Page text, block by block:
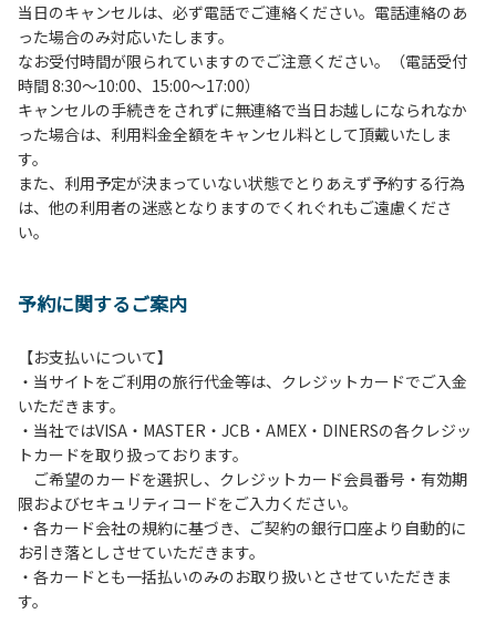
基本的に、テント1張りにつき1区画の予約をお願いします。
管理棟にてチェックインの手続きを行ってください。午後3
時前にお越しの方は、午後3時になりましたら管理棟にて手
続きを行ってください。午後5時過ぎにお越しの方は、翌朝
手続きを行ってください。
４、車両は、荷物の積み下ろし時以外は、駐車場にとめてく
ださい。
５、チェックアウトは、午前10時まで（日帰り使用の場合は
午後5時まで）です。チェックインの手続きを行っていない
方や使用人数が増えた場合は、必ず手続きを行ってくださ
ら午前10時までの間にゴミステーションに出してください。
は、お持ち帰りをお願いします。
【禁止事項】
カラオケ、発電機、地面での直火による焚き火、キャンプフ
ァイヤー、打ち上げ式花火、テントサウナの設置
【注意事項】
当キャンプ場のそばを流れる歴舟川は、上流で雨が降ると短
時間で増水し、川原で遊んでいると大変危険な状態になりや
すく、過去にも増水により人が流される事故が数件起きてい
当日のキャンセルは、必ず電話でご連絡ください。電話連絡のあ
った場合のみ対応いたします。
なお受付時間が限られていますのでご注意ください。（電話受付
時間 8:30～10:00、15:00～17:00）
キャンセルの手続きをされずに無連絡で当日お越しになられなか
った場合は、利用料金全額をキャンセル料として頂戴いたしま
す。
また、利用予定が決まっていない状態でとりあえず予約する行為
は、他の利用者の迷惑となりますのでくれぐれもご遠慮くださ
い。
予約に関するご案内
【お支払いについて】
・当サイトをご利用の旅行代金等は、クレジットカードでご入金
いただきます。
・当社ではVISA・MASTER・JCB・AMEX・DINERSの各クレジッ
トカードを取り扱っております。
ご希望のカードを選択し、クレジットカード会員番号・有効期
限およびセキュリティコードをご入力ください。
・各カード会社の規約に基づき、ご契約の銀行口座より自動的に
お引き落としさせていただきます。
・各カードとも一括払いのみのお取り扱いとさせていただきま
す。